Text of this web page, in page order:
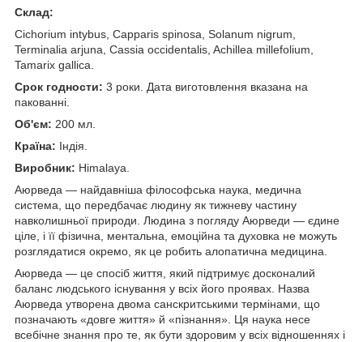
Склад:
Cichorium intybus, Capparis spinosa, Solanum nigrum,
Terminalia arjuna, Cassia occidentalis, Achillea millefolium,
Tamarix gallica.
Срок годности: 3 роки. Дата виготовлення вказана на
пакованні.
Об'єм: 200 мл.
Країна: Індія.
Виробник: Himalaya.
Аюрведа — найдавніша філософська наука, медична
система, що передбачає людину як тижневу частину
навколишньої природи. Людина з погляду Аюрведи — єдине
ціле, і її фізична, ментальна, емоційна та духовка не можуть
розглядатися окремо, як це робить алопатична медицина.
Аюрведа — це спосіб життя, який підтримує досконалий
баланс людського існування у всіх його проявах. Назва
Аюрведа утворена двома санскритськими термінами, що
позначають «довге життя» й «пізнання». Ця наука несе
всебічне знання про те, як бути здоровим у всіх відношеннях і